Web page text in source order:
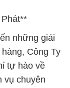
những giải
Công Ty
tự hào về
vụ chuyên